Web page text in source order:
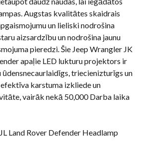
Augstas kvalitātes skaidrais
un lieliski nodrošina
aizsardzību un nodrošina jaunu
pieredzi. Šie Jeep Wrangler JK
apaļie LED lukturu projektors ir
triecienizturīgs un
karstuma izkliede un
vairāk nekā 50,000 Darba laika
Land Rover Defender Headlamp